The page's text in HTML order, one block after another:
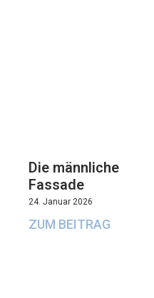
Die männliche
Fassade
24. Januar 2026
ZUM BEITRAG